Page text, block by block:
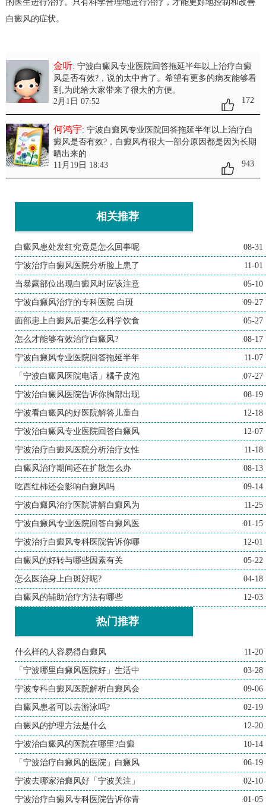
的医生进行治疗。只有科学合理地进行治疗，才能更好地控制和改善
白癜风的症状。
金听: 宁波白癜风专业医院回答拖延半年以上治疗白癜
风是否有效? ，说的太中肯了。希望有更多的病友能够看
到,为此给大家带来了很大的方便。
2月1日 07:52
172
何鸿宇: 宁波白癜风专业医院回答拖延半年以上治疗白
癜风是否有效? ，白癜风有很大一部分原因都是因为长期
晒出来的
11月19日 18:43
943
相关推荐
白癜风患处发红究竟是怎么回事呢 08-31
宁波治疗白癜风医院分析脸上患了 11-01
当暴露部位出现白癜风时应该注意 05-10
宁波白癜风治疗的专科医院 白斑 09-27
面部患上白癜风后要怎么科学饮食 05-27
怎么才能够有效治疗白癜风? 08-17
宁波白癜风专业医院回答拖延半年 11-07
「宁波白癜风医院电话」橘子皮泡 07-27
宁波治白癜风医院告诉你胸部出现 08-19
宁波看白癜风的好医院解答儿童白 12-18
宁波治白癜风专业医院回答白癜风 12-07
宁波治疗白癜风医院分析治疗女性 11-18
白癜风治疗期间还在扩散怎么办 08-13
吃西红柿还会影响白癜风吗 09-14
宁波白癜风治疗医院讲解白癜风为 11-25
宁波白癜风专业医院回答白癜风医 01-15
宁波治疗白癜风专科医院告诉你哪 12-01
白癜风的好转与哪些因素有关 05-22
怎么医治身上白斑好呢? 04-18
白癜风的辅助治疗方法有哪些 12-03
热门推荐
什么样的人容易得白癜风 11-20
「宁波哪里白癜风医院好」生活中 03-28
宁波专科白癜风医院解析白癜风会 09-06
白癜风患者可以去游泳吗? 02-19
白癜风的护理方法是什么 12-20
宁波治白癜风的医院在哪里?白癜 10-14
「宁波治疗白癜风的医院」白癜风 06-19
宁波去哪家治癜风好「宁波关注」 02-10
宁波治疗白癜风专科医院告诉你青 01-05